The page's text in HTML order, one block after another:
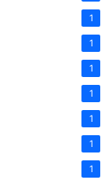
1
1
1
1
1
1
1